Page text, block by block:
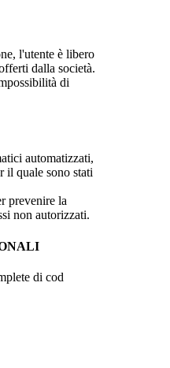
l'utente è libero
dalla società.
di
automatizzati,
il quale sono stati
prevenire la
non autorizzati.
di cod